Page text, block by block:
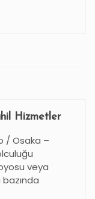
Hizmetler
/ Osaka –
veya